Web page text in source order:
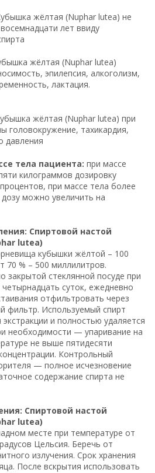
жёлтая (Nuphar lutea) не
лет ввиду
жёлтая (Nuphar lutea)
эпилепсия, алкоголизм,
лактация.
жёлтая (Nuphar lutea) при
головокружение, тахикардия,
давления
тела пациента: при массе
килограммов дозировку
при массе тела более
можно увеличить на
Спиртовой настой
lutea)
кубышки жёлтой – 100
70 % – 500 миллилитров.
закрытой стеклянной посуде при
суток, ежедневно
отфильтровать через
фильтр. Используемый спирт
и полностью удаляется
необходимости — упаривание на
не выше пятидесяти
Контрольный
— полное исчезновение
содержание спирта не
Спиртовой настой
lutea)
месте при температуре от
Цельсия. Беречь от
излучения. Срок хранения
После вскрытия использовать